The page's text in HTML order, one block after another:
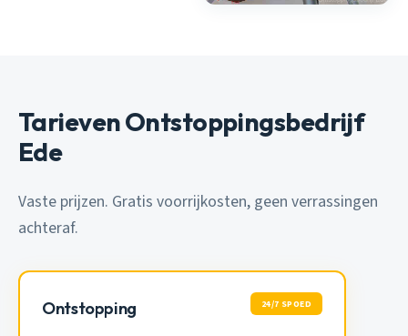
Tarieven Ontstoppingsbedrijf
Ede
Vaste prijzen. Gratis voorrijkosten, geen verrassingen
achteraf.
Ontstopping 24/7 SPOED